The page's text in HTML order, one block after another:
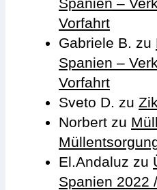
Vorfahrt
Gabriele B. zu
Spanien –
Vorfahrt
Sveto D. zu
Norbert zu
El.Andaluz zu
Spanien 2022